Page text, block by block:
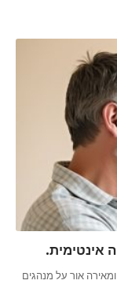
אינטימית.
אור על מנהגים